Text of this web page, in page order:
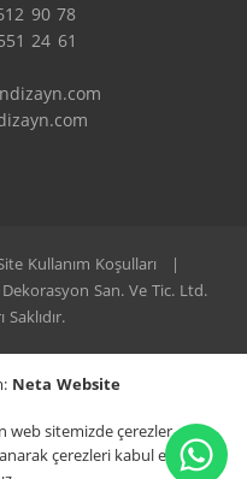
90 78
24 61
Kullanım Koşulları
|
San. Ve Tic. Ltd.
Neta Website
web sitemizde çerezler
çerezleri kabul etmiş